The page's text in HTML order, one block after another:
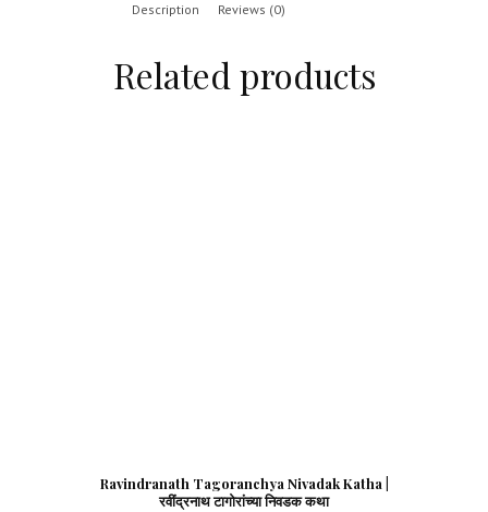
Description Reviews (0)
Related products
Ravindranath Tagoranchya Nivadak Katha |
रवींद्रनाथ टागोरांच्या निवडक कथा